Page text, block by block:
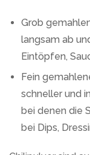
Grob
langsam ab
Eintöpfen,
Fein
schneller und
bei denen die
bei Dips,